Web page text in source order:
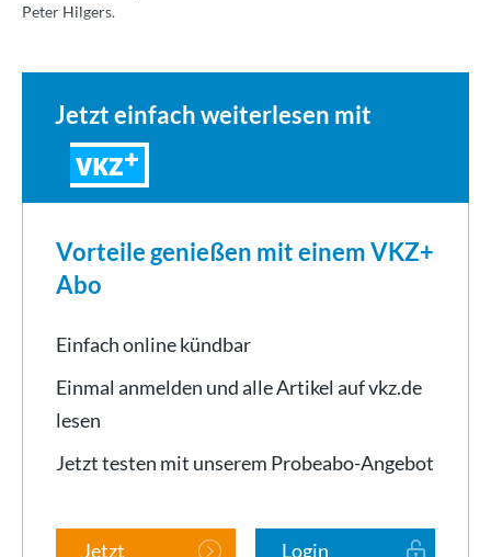
Peter Hilgers.
Jetzt einfach weiterlesen mit
VKZ
Vorteile genießen mit einem VKZ+
Abo
Einfach online kündbar
Einmal anmelden und alle Artikel auf vkz.de
lesen
Jetzt testen mit unserem Probeabo-Angebot
Jetzt
Login